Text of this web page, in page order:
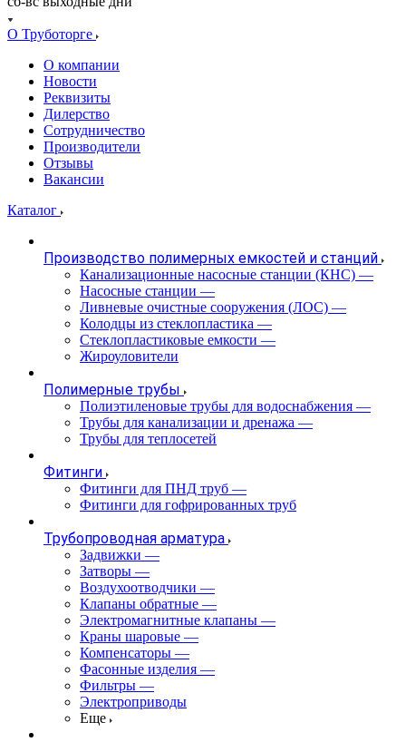
О Труботорге
О компании
Новости
Реквизиты
Дилерство
Сотрудничество
Производители
Отзывы
Вакансии
Каталог
Производство полимерных емкостей и станций
Канализационные насосные станции (КНС) —
Насосные станции —
Ливневые очистные сооружения (ЛОС) —
Колодцы из стеклопластика —
Стеклопластиковые емкости —
Жироуловители
Полимерные трубы
Полиэтиленовые трубы для водоснабжения —
Трубы для канализации и дренажа —
Трубы для теплосетей
Фитинги
Фитинги для ПНД труб —
Фитинги для гофрированных труб
Трубопроводная арматура
Задвижки —
Затворы —
Воздухоотводчики —
Клапаны обратные —
Электромагнитные клапаны —
Краны шаровые —
Компенсаторы —
Фасонные изделия —
Фильтры —
Электроприводы
Еще